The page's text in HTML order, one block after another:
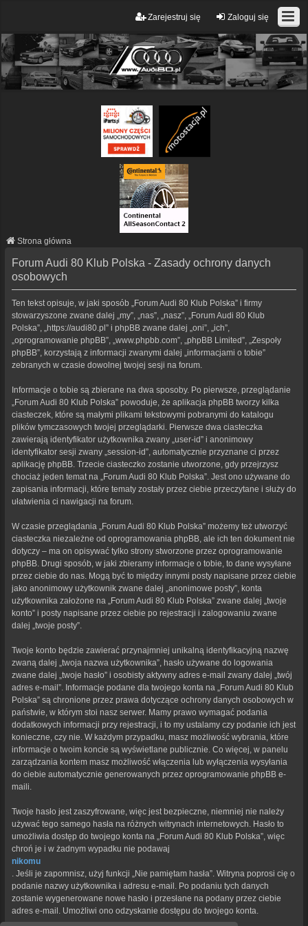
Zaloguj się
Zarejestruj się
Strona główna
Forum Audi 80 Klub Polska - Zasady ochrony danych
osobowych
Ten tekst opisuje, w jaki sposób „Forum Audi 80 Klub Polska” i firmy
stowarzyszone zwane dalej „my”, „nas”, „nasz”, „Forum Audi 80 Klub
Polska”, „https://audi80.pl” i phpBB zwane dalej „oni”, „ich”,
„oprogramowanie phpBB”, „www.phpbb.com”, „phpBB Limited”, „Zespoły
phpBB”, korzystają z informacji zwanymi dalej „informacjami o tobie”
zebranych w czasie dowolnej twojej sesji na forum.
Informacje o tobie są zbierane na dwa sposoby. Po pierwsze, przeglądanie
„Forum Audi 80 Klub Polska” powoduje, że aplikacja phpBB tworzy kilka
ciasteczek, które są małymi plikami tekstowymi pobranymi do katalogu
plików tymczasowych twojej przeglądarki. Pierwsze dwa ciasteczka
zawierają identyfikator użytkownika zwany „user-id” i anonimowy
identyfikator sesji zwany „session-id”, automatycznie przyznane ci przez
aplikację phpBB. Trzecie ciasteczko zostanie utworzone, gdy przejrzysz
chociaż jeden temat na „Forum Audi 80 Klub Polska”. Jest ono używane do
zapisania informacji, które tematy zostały przez ciebie przeczytane i służy do
ułatwienia ci nawigacji na forum.
W czasie przeglądania „Forum Audi 80 Klub Polska” możemy też utworzyć
ciasteczka niezależne od oprogramowania phpBB, ale ich ten dokument nie
dotyczy – ma on opisywać tylko strony stworzone przez oprogramowanie
phpBB. Drugi sposób, w jaki zbieramy informacje o tobie, to dane wysyłane
przez ciebie do nas. Mogą być to między innymi posty napisane przez ciebie
jako anonimowy użytkownik zwane dalej „anonimowe posty”, konta
użytkownika założone na „Forum Audi 80 Klub Polska” zwane dalej „twoje
konto” i posty napisane przez ciebie po rejestracji i zalogowaniu zwane
dalej „twoje posty”.
Twoje konto będzie zawierać przynajmniej unikalną identyfikacyjną nazwę
zwaną dalej „twoja nazwa użytkownika”, hasło używane do logowania
zwane dalej „twoje hasło” i osobisty aktywny adres e-mail zwany dalej „twój
adres e-mail”. Informacje podane dla twojego konta na „Forum Audi 80 Klub
Polska” są chronione przez prawa dotyczące ochrony danych osobowych w
państwie, w którym stoi nasz serwer. Mamy prawo wymagać podania
dodatkowych informacji przy rejestracji, i to my ustalamy czy podanie ich jest
konieczne, czy nie. W każdym przypadku, masz możliwość wybrania, które
informacje o twoim koncie są wyświetlane publicznie. Co więcej, w panelu
zarządzania kontem masz możliwość włączenia lub wyłączenia wysyłania
do ciebie automatycznie generowanych przez oprogramowanie phpBB e-
maili.
Twoje hasło jest zaszyfrowane, więc jest bezpieczne, niemniej nie należy
używać tego samego hasła na różnych witrynach internetowych. Hasło to
umożliwia dostęp do twojego konta na „Forum Audi 80 Klub Polska”, więc
chroń je i w żadnym wypadku nie podawaj
nikomu
. Jeśli je zapomnisz, użyj funkcji „Nie pamiętam hasła”. Witryna poprosi cię o
podanie nazwy użytkownika i adresu e-mail. Po podaniu tych danych
zostanie wygenerowane nowe hasło i przesłane na podany przez ciebie
adres e-mail. Umożliwi ono odzyskanie dostępu do twojego konta.